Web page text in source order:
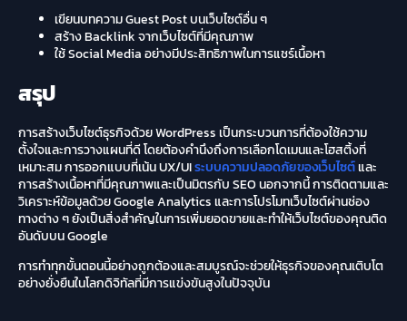
เขียนบทความ Guest Post บนเว็บไซต์อื่น ๆ
สร้าง Backlink จากเว็บไซต์ที่มีคุณภาพ
ใช้ Social Media อย่างมีประสิทธิภาพในการแชร์เนื้อหา
สรุป
การสร้างเว็บไซต์ธุรกิจด้วย WordPress เป็นกระบวนการที่ต้องใช้ความ
ตั้งใจและการวางแผนที่ดี โดยต้องคำนึงถึงการเลือกโดเมนและโฮสติ้งที่
เหมาะสม การออกแบบที่เน้น UX/UIระบบความปลอดภัยของเว็บไซต์และ
การสร้างเนื้อหาที่มีคุณภาพและเป็นมิตรกับ SEO นอกจากนี้ การติดตามและ
วิเคราะห์ข้อมูลด้วย Google Analytics และการโปรโมทเว็บไซต์ผ่านช่อง
ทางต่าง ๆ ยังเป็นสิ่งสำคัญในการเพิ่มยอดขายและทำให้เว็บไซต์ของคุณติด
อันดับบน Google
การทำทุกขั้นตอนนี้อย่างถูกต้องและสมบูรณ์จะช่วยให้ธุรกิจของคุณเติบโต
อย่างยั่งยืนในโลกดิจิทัลที่มีการแข่งขันสูงในปัจจุบัน